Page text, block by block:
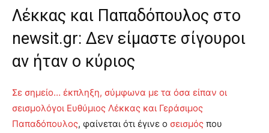
Λέκκας και Παπαδόπουλος στο
newsit.gr: Δεν είμαστε σίγουροι
αν ήταν ο κύριος
Σε σημείο… έκπληξη, σύμφωνα με τα όσα είπαν οι
σεισμολόγοι Ευθύμιος Λέκκας και Γεράσιμος
Παπαδόπουλος, φαίνεται ότι έγινε ο σεισμός που